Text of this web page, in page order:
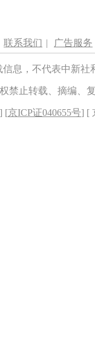
联系我们 | 广告服务
信息，不代表中新
禁止转载、摘编、
] [京ICP证040655号] [